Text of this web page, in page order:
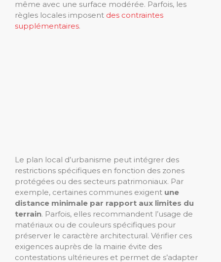
même avec une surface modérée. Parfois, les
règles locales imposent des contraintes
supplémentaires.
Le plan local d’urbanisme peut intégrer des
restrictions spécifiques en fonction des zones
protégées ou des secteurs patrimoniaux. Par
exemple, certaines communes exigent une
distance minimale par rapport aux limites du
terrain. Parfois, elles recommandent l’usage de
matériaux ou de couleurs spécifiques pour
préserver le caractère architectural. Vérifier ces
exigences auprès de la mairie évite des
contestations ultérieures et permet de s’adapter